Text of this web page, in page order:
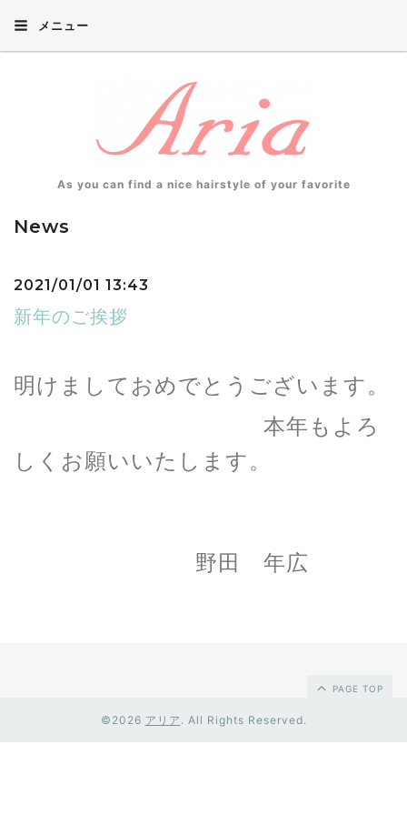
メニュー
As you can find a nice hairstyle of your favorite
News
2021/01/01 13:43
新年のご挨拶
明けましておめでとうございます。
本年もよろ
しくお願いいたします。
野田 年広
PAGE TOP
©2026 アリア . All Rights Reserved.